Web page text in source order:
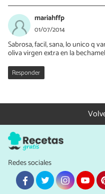
mariahffp
01/07/2014
Sabrosa, facil, sana, lo unico q
oliva virgen extra en la bechamel
Responder
Redes sociales